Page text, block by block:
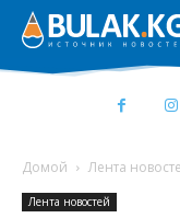
Домой Лента
Лента новостей